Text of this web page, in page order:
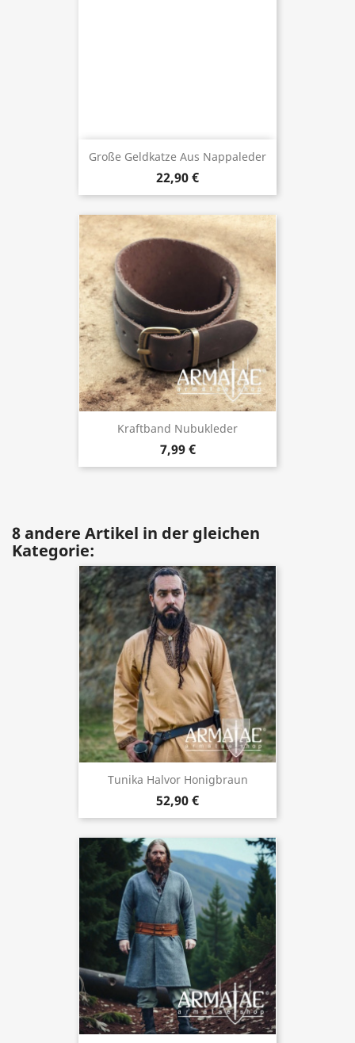
Große Geldkatze Aus Nappaleder
22,90 €
Kraftband Nubukleder
7,99 €
8 andere Artikel in der gleichen
Kategorie:
Tunika Halvor Honigbraun
52,90 €